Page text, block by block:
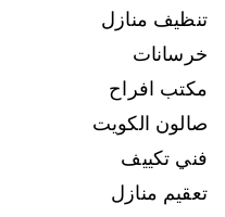
تنظيف منازل
خرسانات
مكتب افراح
صالون الكويت
فني تكييف
تعقيم منازل